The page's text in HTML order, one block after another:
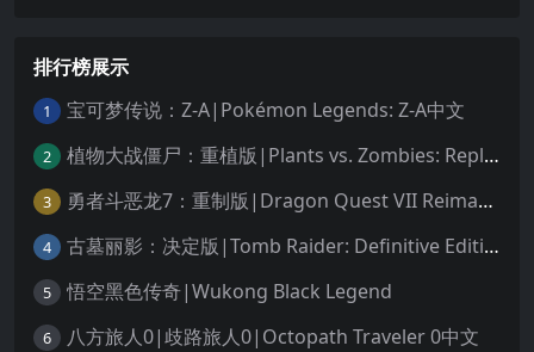
排行榜展示
1 宝可梦传说：Z-A|Pokémon Legends: Z-A中文
2 植物大战僵尸：重植版|Plants vs. Zombies: Replanted中文
3 勇者斗恶龙7：重制版|Dragon Quest VII Reimagined中文
4 古墓丽影：决定版|Tomb Raider: Definitive Edition中文
5 悟空黑色传奇|Wukong Black Legend
6 八方旅人0|歧路旅人0|Octopath Traveler 0中文